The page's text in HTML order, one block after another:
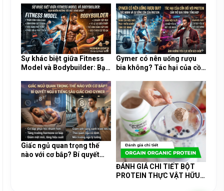
quan trọng?
mỡ?
Sự khác biệt giữa Fitness
Model và Bodybuilder: Bạn
nào?
Gymer có nên uống rượu
bia không? Tác hại của cồn
Giấc ngủ quan trọng thế
nào với cơ bắp? Bí quyết
ĐÁNH GIÁ CHI TIẾT BỘT
PROTEIN THỰC VẬT HỮU